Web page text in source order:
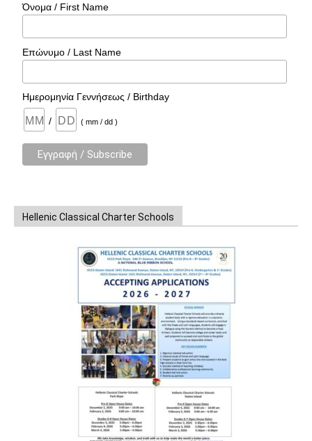
Όνομα / First Name
Επώνυμο / Last Name
Ημερομηνία Γεννήσεως / Birthday
/ ( mm / dd )
Hellenic Classical Charter Schools